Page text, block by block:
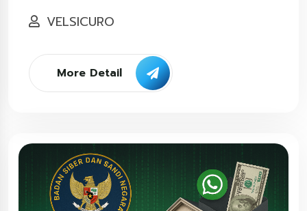
VELSICURO
More Detail